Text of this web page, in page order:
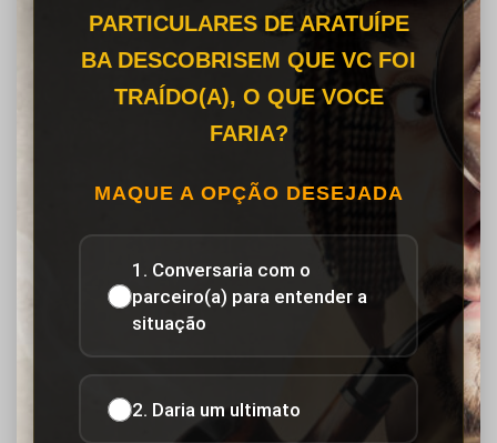
PARTICULARES DE ARATUÍPE
BA DESCOBRISEM QUE VC FOI
TRAÍDO(A), O QUE VOCE
FARIA?
MAQUE A OPÇÃO DESEJADA
1. Conversaria com o
parceiro(a) para entender a
situação
2. Daria um ultimato